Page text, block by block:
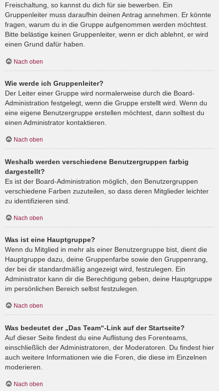
Freischaltung, so kannst du dich für sie bewerben. Ein
Gruppenleiter muss daraufhin deinen Antrag annehmen. Er könnte
fragen, warum du in die Gruppe aufgenommen werden möchtest.
Bitte belästige keinen Gruppenleiter, wenn er dich ablehnt, er wird
einen Grund dafür haben.
Nach oben
Wie werde ich Gruppenleiter?
Der Leiter einer Gruppe wird normalerweise durch die Board-
Administration festgelegt, wenn die Gruppe erstellt wird. Wenn du
eine eigene Benutzergruppe erstellen möchtest, dann solltest du
einen Administrator kontaktieren.
Nach oben
Weshalb werden verschiedene Benutzergruppen farbig
dargestellt?
Es ist der Board-Administration möglich, den Benutzergruppen
verschiedene Farben zuzuteilen, so dass deren Mitglieder leichter
zu identifizieren sind.
Nach oben
Was ist eine Hauptgruppe?
Wenn du Mitglied in mehr als einer Benutzergruppe bist, dient die
Hauptgruppe dazu, deine Gruppenfarbe sowie den Gruppenrang,
der bei dir standardmäßig angezeigt wird, festzulegen. Ein
Administrator kann dir die Berechtigung geben, deine Hauptgruppe
im persönlichen Bereich selbst festzulegen.
Nach oben
Was bedeutet der „Das Team“-Link auf der Startseite?
Auf dieser Seite findest du eine Auflistung des Forenteams,
einschließlich der Administratoren, der Moderatoren. Du findest hier
auch weitere Informationen wie die Foren, die diese im Einzelnen
moderieren.
Nach oben